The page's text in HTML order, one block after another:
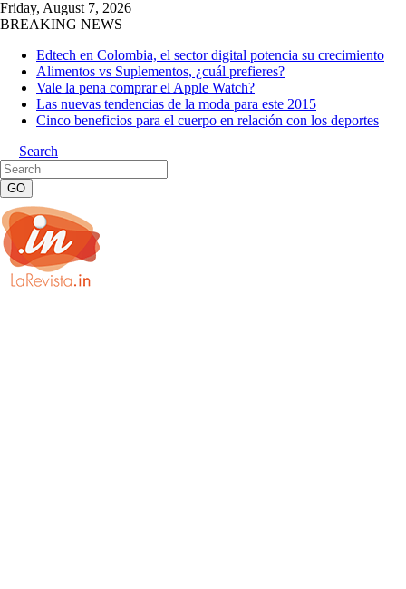
Friday, August 7, 2026
BREAKING NEWS
Edtech en Colombia, el sector digital potencia su crecimiento
Alimentos vs Suplementos, ¿cuál prefieres?
Vale la pena comprar el Apple Watch?
Las nuevas tendencias de la moda para este 2015
Cinco beneficios para el cuerpo en relación con los deportes
Search